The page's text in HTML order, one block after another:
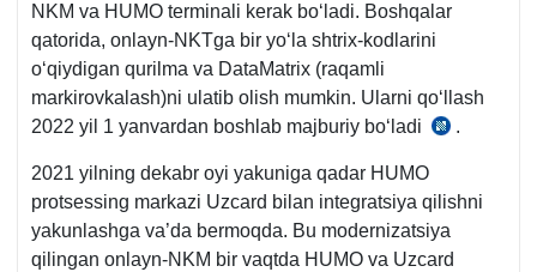
NKM va HUMO terminali kerak boʻladi. Boshqalar
qatorida, onlayn-NKTga bir yoʻla shtriх-kodlarini
oʻqiydigan qurilma va DataMatrix (raqamli
markirovkalash)ni ulatib olish mumkin. Ularni qoʻllash
2022 yil 1 yanvardan boshlab majburiy boʻladi
son
.
2021 yilning dekabr oyi yakuniga qadar HUMO
protsessing markazi Uzcard bilan integratsiya qilishni
yakunlashga va’da bermoqda. Bu modernizatsiya
qilingan onlayn-NKM bir vaqtda HUMO va Uzcard